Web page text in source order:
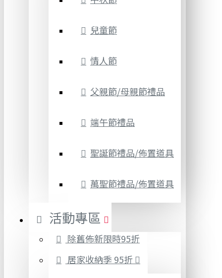
兒童節
情人節
父親節/母親節禮品
端午節禮品
聖誕節禮品/佈置道具
萬聖節禮品/佈置道具
活動專區
除舊佈新限時95折
居家收納季 95折